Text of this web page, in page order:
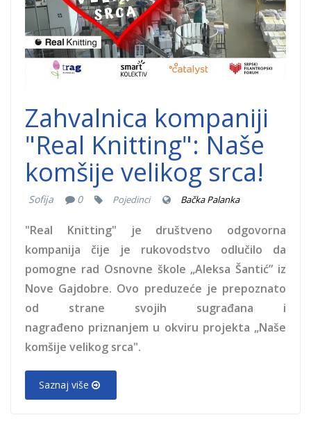
Zahvalnica kompaniji
"Real Knitting": Naše
komšije velikog srca!
Sofija 0 Pojedinci Bačka Palanka
"Real Knitting" je društveno odgovorna
kompanija čije je rukovodstvo odlučilo da
pomogne rad Osnovne škole „Aleksa Šantić” iz
Nove Gajdobre. Ovo preduzeće je prepoznato
od strane svojih sugrađana i
nagrađeno priznanjem u okviru projekta „Naše
komšije velikog srca".
Saznaj više